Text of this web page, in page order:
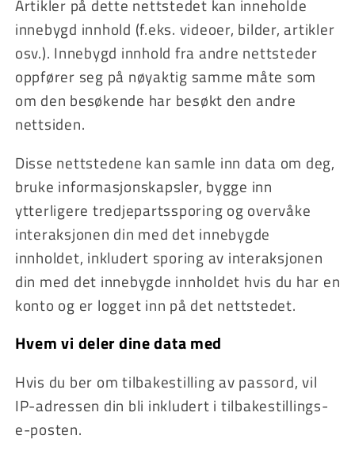
Artikler på dette nettstedet kan inneholde
innebygd innhold (f.eks. videoer, bilder, artikler
osv.). Innebygd innhold fra andre nettsteder
oppfører seg på nøyaktig samme måte som
om den besøkende har besøkt den andre
nettsiden.
Disse nettstedene kan samle inn data om deg,
bruke informasjonskapsler, bygge inn
ytterligere tredjepartssporing og overvåke
interaksjonen din med det innebygde
innholdet, inkludert sporing av interaksjonen
din med det innebygde innholdet hvis du har en
konto og er logget inn på det nettstedet.
Hvem vi deler dine data med
Hvis du ber om tilbakestilling av passord, vil
IP-adressen din bli inkludert i tilbakestillings-
e-posten.